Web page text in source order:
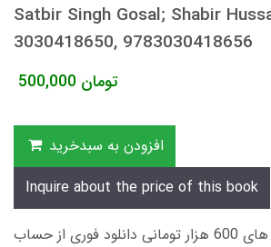
Satbir Singh Gosal; Shabir
3030418650, 9783030418656
500,000 تومان
افزودن به سبدخرید
Inquire about the price of this book
زمان تحویل کتاب های 600 هزار تومانی دانلود فوری از حساب